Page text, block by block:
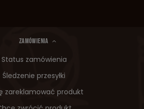
ZAMÓWIENIA
Status zamówienia
Śledzenie przesyłki
zareklamować produkt